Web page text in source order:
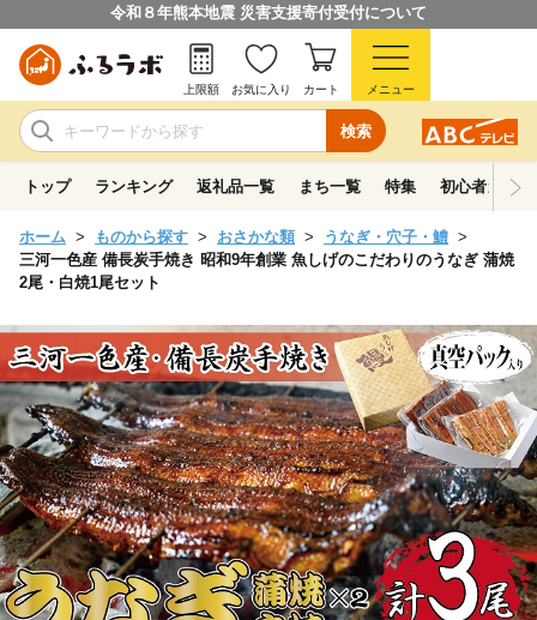
令和８年熊本地震 災害支援寄付受付について
検索
上限額 お気に入り カート メニュー
トップ ランキング 返礼品一覧 まち一覧 特集 初心者ガイド
ホーム ものから探す おさかな類
うなぎ・穴子・鱧
三河一色産 備長炭手焼き 昭和9年創業 魚しげのこだわりのうなぎ 蒲焼
2尾・白焼1尾セット